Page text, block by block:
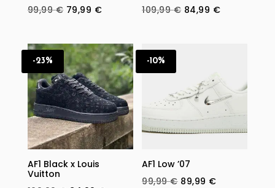
99,99€ Original
was:
99,99 €.
79,99 €Current
is:
79,99 €.
109,99€ Original
84,99 €Current
-23%
AF1 Black x Louis
Vuitton
-10%
AF1 Low ’07
99,99€ Original
89,99 €Current